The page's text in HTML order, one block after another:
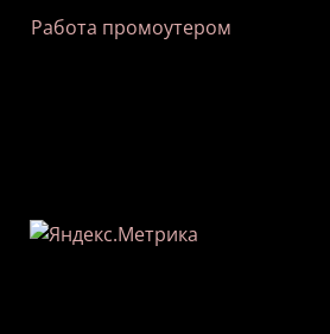
Работа промоутером